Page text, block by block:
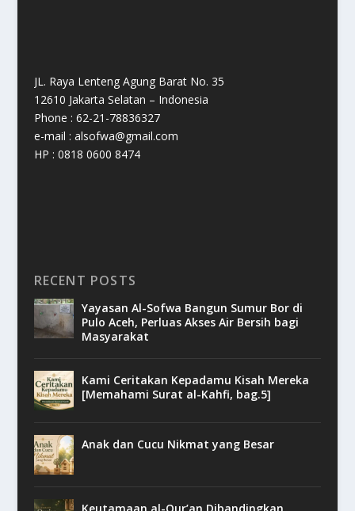
JL. Raya Lenteng Agung Barat No. 35
12610 Jakarta Selatan – Indonesia
Phone : 62-21-78836327
e-mail : alsofwa@gmail.com
HP : 0818 0600 8474
RECENT POSTS
Yayasan Al-Sofwa Bangun Sumur Bor di
Pulo Aceh, Perluas Akses Air Bersih bagi
Masyarakat
Kami Ceritakan Kepadamu Kisah Mereka
[Memahami Surat al-Kahfi, bag.5]
Anak dan Cucu Nikmat yang Besar